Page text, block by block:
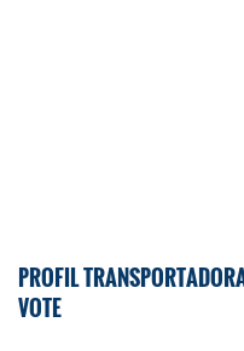
PROFIL
VOTE